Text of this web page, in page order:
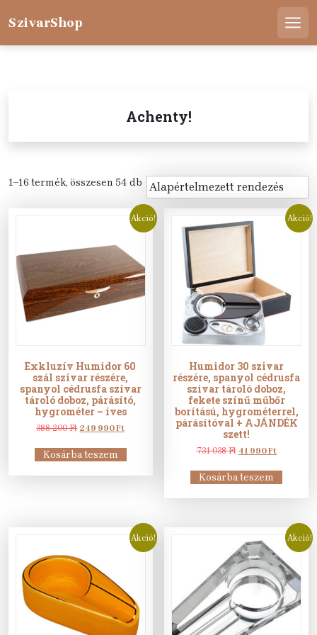
SzivarShop
Achenty!
1–16 termék, összesen 54 db
Akció!
Exkluzív Humidor 60
szál szivar részére,
spanyol cédrusfa szivar
tároló doboz, párásító,
hygrométer – íves
388 200Ft Original
was:
388
249 990FtCurrent
is:
249
Kosárba teszem
Akció!
Humidor 30 szivar
részére, spanyol cédrusfa
szivar tároló doboz,
fekete színű műbőr
borítású, hygrométerrel,
párásítóval + AJÁNDÉK
szett!
731 038Ft Original
was:
731
41 990FtCurrent
is:
41
Kosárba teszem
Akció! Akció!